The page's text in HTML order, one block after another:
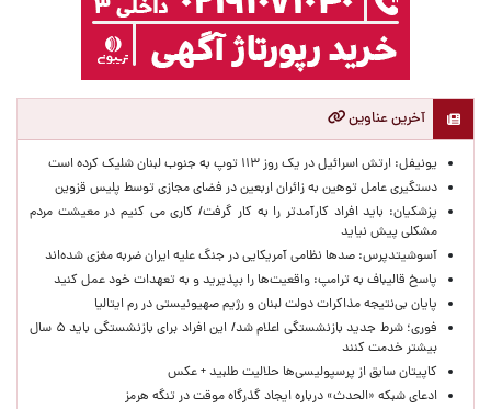
آخرین عناوین
یونیفل: ارتش اسرائیل در یک روز ۱۱۳ توپ به جنوب لبنان شلیک کرده است
دستگیری عامل توهین به زائران اربعین در فضای مجازی توسط پلیس قزوین
پزشکیان: باید افراد کارآمدتر را به کار گرفت/ کاری می کنیم در معیشت مردم
مشکلی پیش نیاید
آسوشیتدپرس: صدها نظامی آمریکایی در جنگ علیه ایران ضربه مغزی شده‌اند
پاسخ قالیباف به ترامپ: واقعیت‌ها را بپذیرید و به تعهدات خود عمل کنید
پایان بی‌نتیجه مذاکرات دولت لبنان و رژیم صهیونیستی در رم ایتالیا
فوری؛ شرط جدید بازنشستگی اعلام شد/ این افراد برای بازنشستگی باید ۵ سال
بیشتر خدمت کنند
کاپیتان سابق از پرسپولیسی‌ها حلالیت طلبید + عکس
ادعای شبکه «الحدث» درباره ایجاد گذرگاه موقت در تنگه هرمز